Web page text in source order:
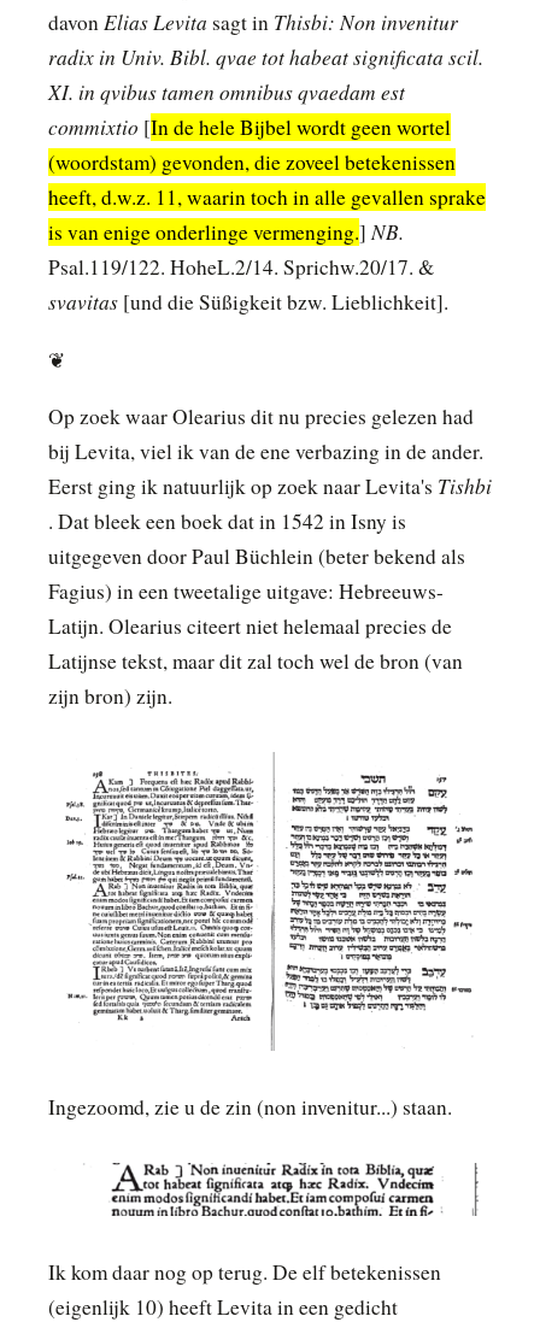
davonElias Levita sagt in Thisbi: Non invenitur
radix in Univ. Bibl. qvae tot habeat significata scil.
XI. in qvibus tamen omnibus qvaedam est
commixtio [In de hele Bijbel wordt geen wortel
(woordstam) gevonden, die zoveel betekenissen
heeft, d.w.z. 11, waarin toch in alle gevallen sprake
is van enige onderlinge vermenging.]NB.
Psal.119/122. HoheL.2/14. Sprichw.20/17. &
svavitas [und die Süßigkeit bzw. Lieblichkeit].
❦
Op zoek waar Olearius dit nu precies gelezen had
bij Levita, viel ik van de ene verbazing in de ander.
Eerst ging ik natuurlijk op zoek naar Levita's Tishbi
. Dat bleek een boek dat in 1542 in Isny is
uitgegeven door Paul Büchlein (beter bekend als
Fagius) in een tweetalige uitgave: Hebreeuws-
Latijn. Olearius citeert niet helemaal precies de
Latijnse tekst, maar dit zal toch wel de bron (van
zijn bron) zijn.
Ingezoomd, zie u de zin (non invenitur...) staan.
Ik kom daar nog op terug. De elf betekenissen
(eigenlijk 10) heeft Levita in een gedicht